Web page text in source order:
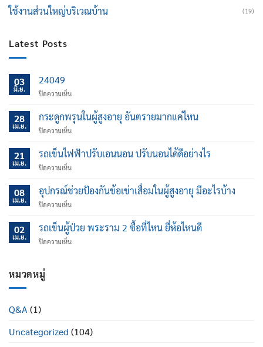
ใช้งานส่วนใหญ่บริเวณบ้าน (19)
Latest Posts
03
มิ.ย.
24049
ปิดความเห็นบน
28
เม.ย.
กระดูกพรุนในผู้สูงอายุ อันตรายมากแค่ไหน
ปิดความเห็นบน
พรุน
ใน
ผู้
อายุ
มาก
ไหน
21
เม.ย.
รถเข็นไฟฟ้าปรับเอนนอน ปรับนอนได้ดีอย่างไร
ปิดความเห็นบน
เข็น
ไฟฟ้า
ปรับ
นอน
นอน
08
เม.ย.
อุปกรณ์ช่วยป้องกันข้อเข่าเสื่อมในผู้สูงอายุ มีอะไรบ้าง
ปิดความเห็นบน
ช่วย
ป้องกัน
ข้อ
บ้าง
02
เม.ย.
รถเข็นผู้ป่วย พระราม 2 ซื้อที่ไหน ยี่ห้อไหนดี
ปิดความเห็นบน
ยี่ห้อ
หมวดหมู่
Q&A(1)
Uncategorized (104)